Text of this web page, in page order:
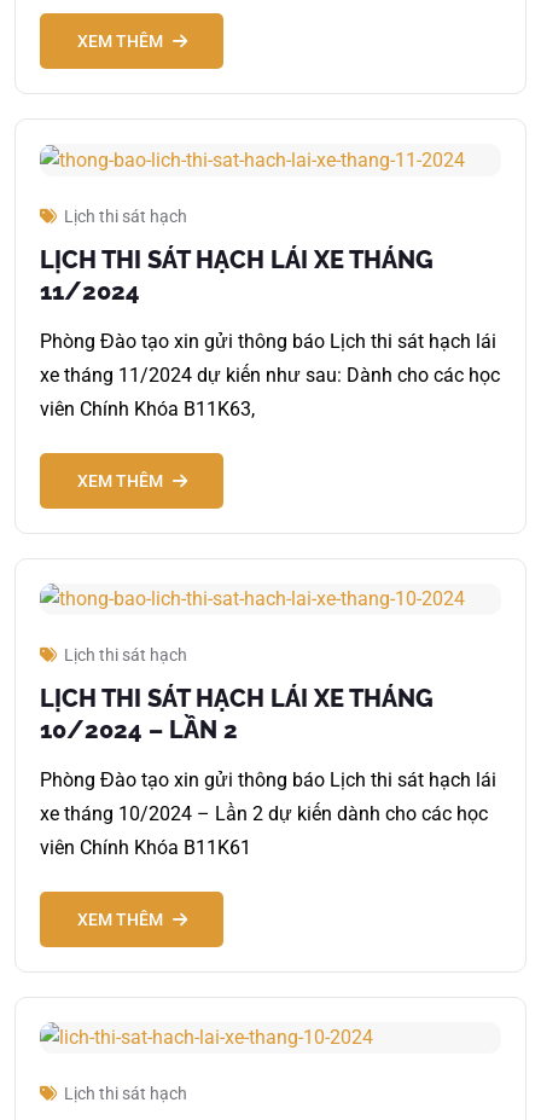
XEM THÊM
Lịch thi sát hạch
LỊCH THI SÁT HẠCH LÁI XE THÁNG
11/2024
Phòng Đào tạo xin gửi thông báo Lịch thi sát hạch lái
xe tháng 11/2024 dự kiến như sau: Dành cho các học
viên Chính Khóa B11K63,
XEM THÊM
Lịch thi sát hạch
LỊCH THI SÁT HẠCH LÁI XE THÁNG
10/2024 – LẦN 2
Phòng Đào tạo xin gửi thông báo Lịch thi sát hạch lái
xe tháng 10/2024 – Lần 2 dự kiến dành cho các học
viên Chính Khóa B11K61
XEM THÊM
Lịch thi sát hạch